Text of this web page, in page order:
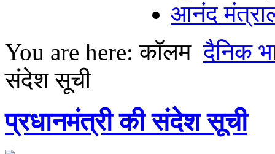
आनंद
You are here:कॉलम दैनिक
संदेश सूची
प्रधानमंत्री की संदेश सूची